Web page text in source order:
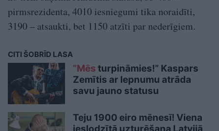
pirmsrezidenta, 4010 iesniegumi tika noraidīti,
3190 – atsaukti, bet 1150 atzīti par nederīgiem.
CITI ŠOBRĪD LASA
“Mēs turpināmies!” Kaspars
Zemītis ar lepnumu atrāda
savu jauno statusu
Teju 1900 eiro mēnesī! Viena